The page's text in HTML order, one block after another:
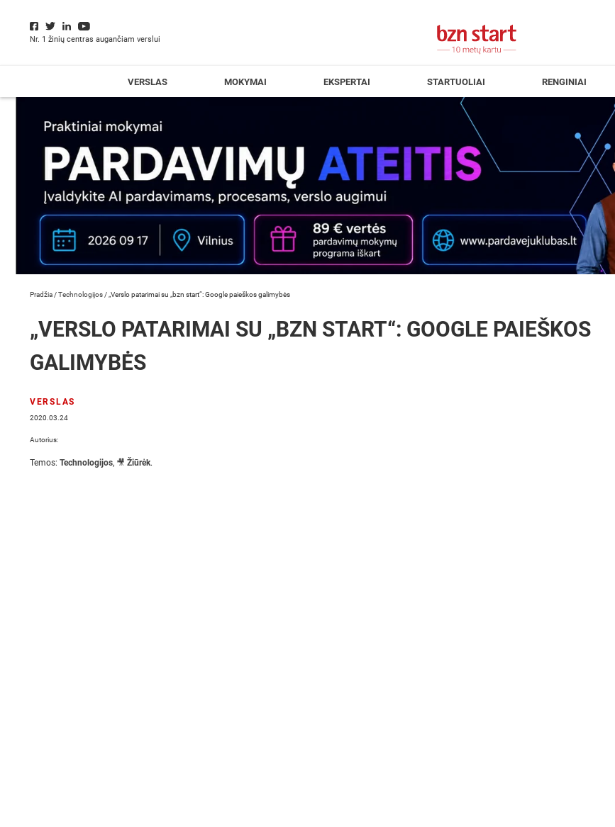
Nr. 1 žinių centras augančiam verslui
VERSLAS MOKYMAI EKSPERTAI STARTUOLIAI RENGINIAI
Pradžia /Technologijos / „Verslo patarimai su „bzn start“: Google paieškos galimybės
„VERSLO PATARIMAI SU „BZN START“: GOOGLE PAIEŠKOS
GALIMYBĖS
VERSLAS
2020.03.24
Autorius:
Temos: Technologijos, 🎥 Žiūrėk.